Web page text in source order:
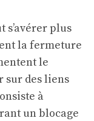
s’avérer plus
la fermeture
le
sur des liens
à
un blocage